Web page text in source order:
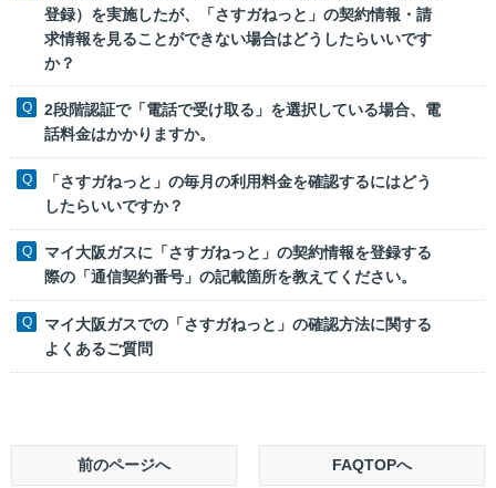
登録）を実施したが、「さすガねっと」の契約情報・請
求情報を見ることができない場合はどうしたらいいです
か？
2段階認証で「電話で受け取る」を選択している場合、電
話料金はかかりますか。
「さすガねっと」の毎月の利用料金を確認するにはどう
したらいいですか？
マイ大阪ガスに「さすガねっと」の契約情報を登録する
際の「通信契約番号」の記載箇所を教えてください。
マイ大阪ガスでの「さすガねっと」の確認方法に関する
よくあるご質問
前のページへ FAQTOPへ